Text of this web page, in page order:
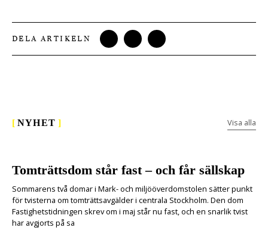
DELA ARTIKELN
[ NYHET ] Visa alla
Tomträttsdom står fast – och får sällskap
Sommarens två domar i Mark- och miljööverdomstolen sätter punkt
för tvisterna om tomträttsavgälder i centrala Stockholm. Den dom
Fastighetstidningen skrev om i maj står nu fast, och en snarlik tvist
har avgjorts på sa